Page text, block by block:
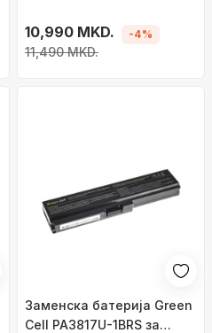
10,990 MKD.
11,490 MKD.
-4%
Заменска батерија Green
Cell PA3817U-1BRS за